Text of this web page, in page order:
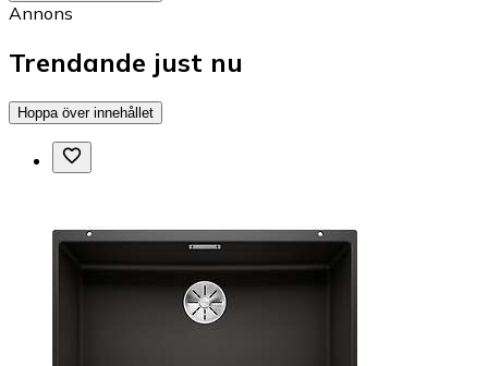
Annons
Trendande just nu
Hoppa över innehållet